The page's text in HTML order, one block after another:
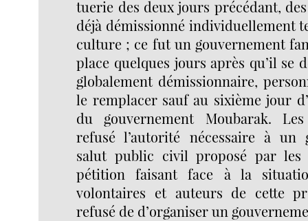
tuerie des deux jours précédant,
déjà démissionné individuellement
culture ; ce fut un gouvernement
place quelques jours après qu’il se
globalement démissionnaire,
le remplacer sauf au sixième jour
du gouvernement Moubarak.
refusé l’autorité nécessaire à un
salut public civil proposé par les
pétition faisant face à la
volontaires et auteurs de cette
refusé de d’organiser un